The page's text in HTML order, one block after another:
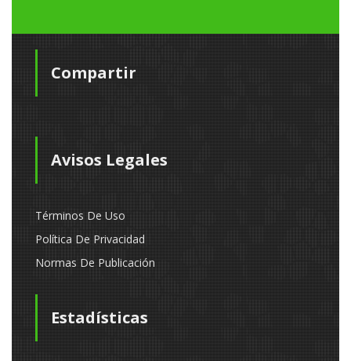
Compartir
Avisos Legales
Términos De Uso
Política De Privacidad
Normas De Publicación
Estadísticas